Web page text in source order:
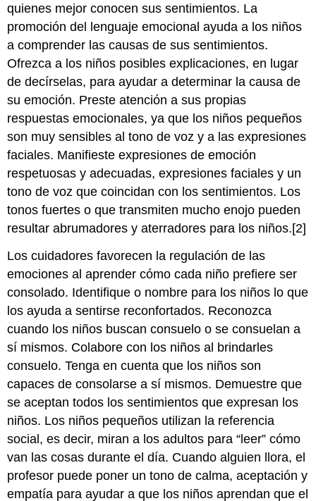
quienes mejor conocen sus sentimientos. La
promoción del lenguaje emocional ayuda a los niños
a comprender las causas de sus sentimientos.
Ofrezca a los niños posibles explicaciones, en lugar
de decírselas, para ayudar a determinar la causa de
su emoción. Preste atención a sus propias
respuestas emocionales, ya que los niños pequeños
son muy sensibles al tono de voz y a las expresiones
faciales. Manifieste expresiones de emoción
respetuosas y adecuadas, expresiones faciales y un
tono de voz que coincidan con los sentimientos. Los
tonos fuertes o que transmiten mucho enojo pueden
resultar abrumadores y aterradores para los niños.[2]
Los cuidadores favorecen la regulación de las
emociones al aprender cómo cada niño prefiere ser
consolado. Identifique o nombre para los niños lo que
los ayuda a sentirse reconfortados. Reconozca
cuando los niños buscan consuelo o se consuelan a
sí mismos. Colabore con los niños al brindarles
consuelo. Tenga en cuenta que los niños son
capaces de consolarse a sí mismos. Demuestre que
se aceptan todos los sentimientos que expresan los
niños. Los niños pequeños utilizan la referencia
social, es decir, miran a los adultos para “leer” cómo
van las cosas durante el día. Cuando alguien llora, el
profesor puede poner un tono de calma, aceptación y
empatía para ayudar a que los niños aprendan que el